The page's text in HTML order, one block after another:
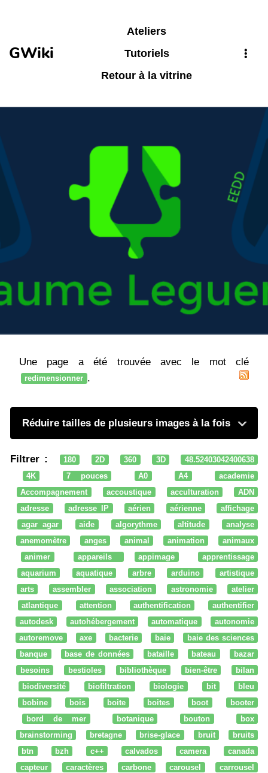
GWiki
Ateliers
Tutoriels
Retour à la vitrine
Une page a été trouvée avec le mot clé
redimensionner .
Réduire tailles de plusieurs images à la fois
Filtrer : 180 2D 360 3D
48.52403042400638
4K
7 pouces A0 A4
academie
Accompagnement
accoustique acculturation
ADN
adresse
adresse IP aérien aérienne
affichage
agar agar
aide algorythme altitude
analyse
anemomètre
anges animal animation
animaux
animer
appareils appimage
apprentissage
aquarium
aquatique arbre arduino
artistique
arts
assembler association astronomie
atelier
atlantique
attention authentification
authentifier
autodesk
autohébergement automatique
autonomie
autoremove
axe bacterie baie
baie des sciences
banque
base de données bataille bateau
bazar
besoins
bestioles bibliothèque bien-être
bilan
biodiversité
biofiltration biologie bit
bleu
bobine
bois boite boites boot
booter
bord de mer
botanique bouton
box
brainstorming
bretagne brise-glace bruit
bruits
btn
bzh c++ calvados camera
canada
capteur
caractères carbone carousel
carrousel